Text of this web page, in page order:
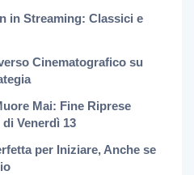
in Streaming: Classici e
Cinematografico su
Mai: Fine Riprese
Venerdì 13
per Iniziare, Anche se